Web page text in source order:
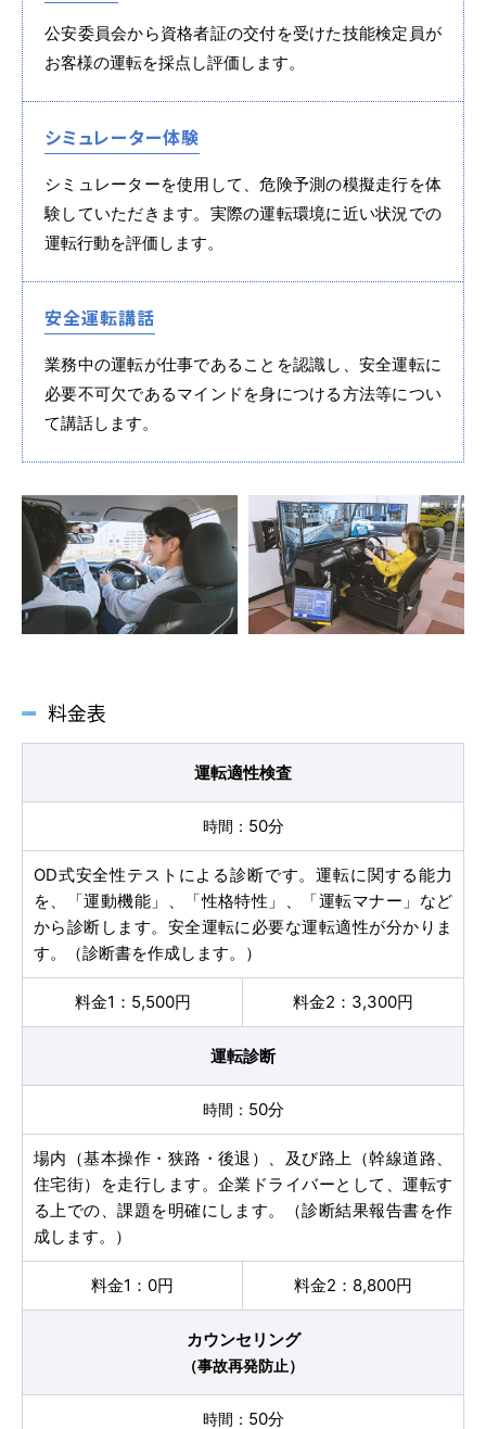
マイマイスクール笹丘
マイマイスクール花畑
花畑校ブログ
福岡大学前営業所ブログ
各種講習
選ばれる理由
特別な支援が必要な方
よくあるご質問
笹丘校の方
花畑校の方
笹丘校バスコース
花畑校バスコース
スクールバスについて
公安委員会から資格者証の交付を受けた技能検定員が
お客様の運転を採点し評価します。
シミュレーター体験
シミュレーターを使用して、危険予測の模擬走行を体
験していただきます。実際の運転環境に近い状況での
運転行動を評価します。
安全運転講話
業務中の運転が仕事であることを認識し、安全運転に
必要不可欠であるマインドを身につける方法等につい
て講話します。
料金表
運転適性検査
50分
OD式安全性テストによる診断です。運転に関する能力
を、「運動機能」、「性格特性」、「運転マナー」など
から診断します。安全運転に必要な運転適性が分かりま
す。（診断書を作成します。）
5,500円 3,300円
運転診断
50分
場内（基本操作・狭路・後退）、及び路上（幹線道路、
住宅街）を走行します。企業ドライバーとして、運転す
る上での、課題を明確にします。（診断結果報告書を作
成します。）
0円 8,800円
カウンセリング
（事故再発防止）
50分